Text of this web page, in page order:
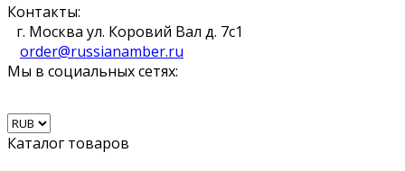
Контакты:
г. Москва ул. Коровий Вал д. 7с1
order@russianamber.ru
Мы в социальных сетях:
Каталог товаров